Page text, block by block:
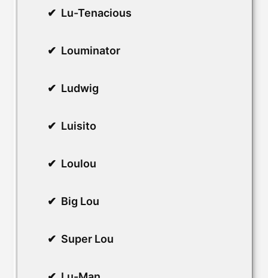
Lu-Tenacious
Louminator
Ludwig
Luisito
Loulou
Big Lou
Super Lou